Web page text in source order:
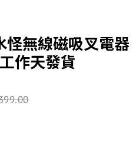
無線磁吸叉電器｜
作天發貨